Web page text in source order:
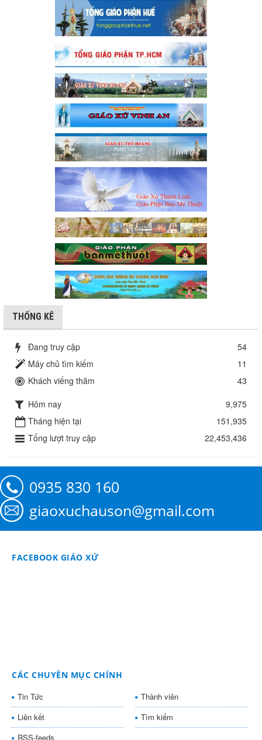
THỐNG KÊ
Đang truy cập
54
Máy chủ tìm kiếm
11
Khách viếng thăm
43
Hôm nay
9,975
Tháng hiện tại
151,935
Tổng lượt truy cập
22,453,436
0935 830 160
giaoxuchauson@gmail.com
FACEBOOK GIÁO XỨ
CÁC CHUYÊN MỤC CHÍNH
Tin Tức
Thành viên
Liên kết
Tìm kiếm
RSS-feeds